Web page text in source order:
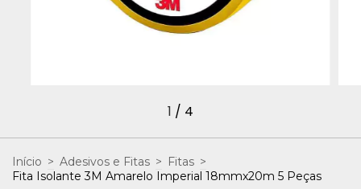
1 / 4
Início > Adesivos e Fitas > Fitas >
Fita Isolante 3M Amarelo Imperial 18mmx20m 5 Peças